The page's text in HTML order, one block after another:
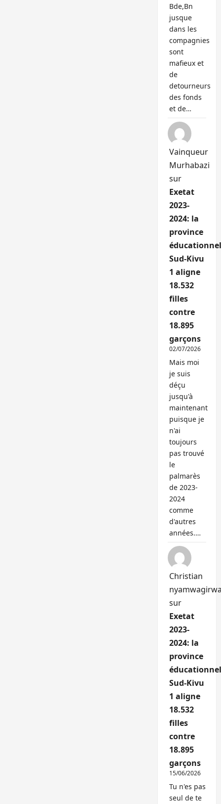
Bde,Bn
jusque
dans les
compagnies
sont
mafieux et
de
detourneurs
des fonds
et de…
Vainqueur
Murhabazi
sur
Exetat
2023-
2024: la
province
Sud-Kivu
1 aligne
18.532
filles
contre
18.895
garçons
02/07/2026
Mais moi
je suis
déçu
jusqu'à
maintenant
puisque je
n'ai
toujours
pas trouvé
le
palmarès
de 2023-
2024
comme
d'autres
années.…
Christian
sur
Exetat
2023-
2024: la
province
Sud-Kivu
1 aligne
18.532
filles
contre
18.895
garçons
15/06/2026
Tu n'es pas
seul de te